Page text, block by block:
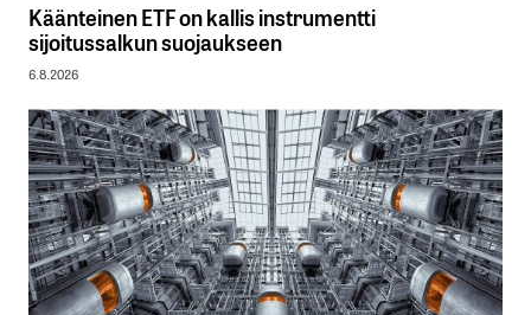
Käänteinen ETF on kallis instrumentti
sijoitussalkun suojaukseen
6.8.2026